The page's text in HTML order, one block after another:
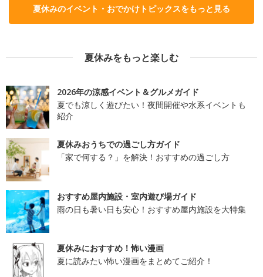
夏休みのイベント・おでかけトピックスをもっと見る
夏休みをもっと楽しむ
2026年の涼感イベント＆グルメガイド
夏でも涼しく遊びたい！夜間開催や水系イベントも
紹介
夏休みおうちでの過ごし方ガイド
「家で何する？」を解決！おすすめの過ごし方
おすすめ屋内施設・室内遊び場ガイド
雨の日も暑い日も安心！おすすめ屋内施設を大特集
夏休みにおすすめ！怖い漫画
夏に読みたい怖い漫画をまとめてご紹介！